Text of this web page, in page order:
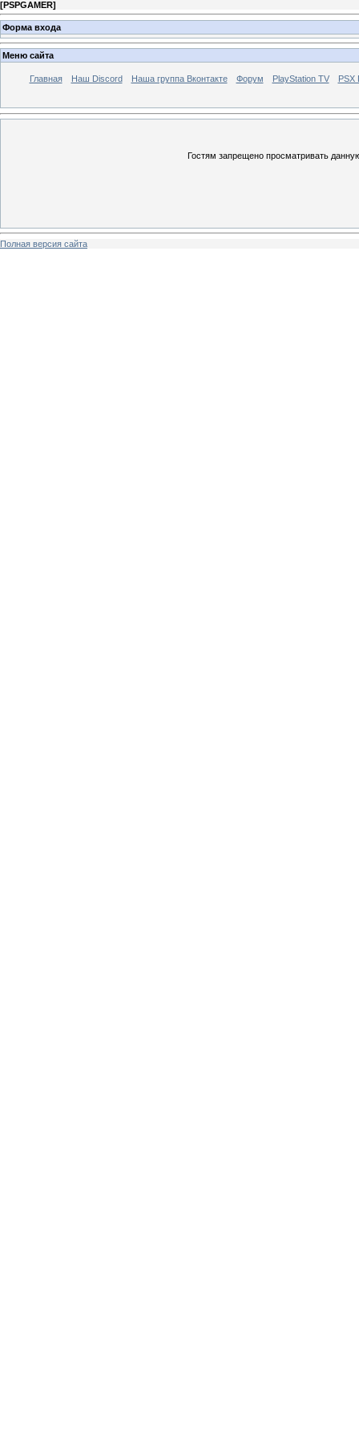
[PSPGAMER]
Форма входа
Меню сайта
Главная Наш Discord Наша группа Вконтакте Форум PlayStation TV PSX
Гостям запрещено просматривать
Полная версия сайта